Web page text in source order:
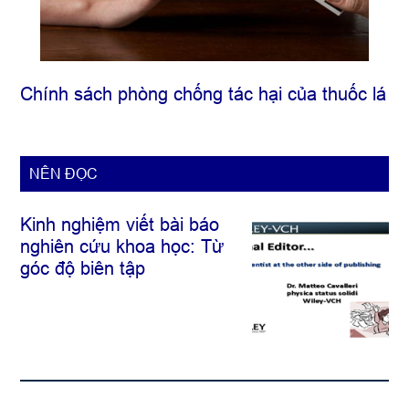
Chính sách phòng chống tác hại của thuốc lá
NÊN ĐỌC
Kinh nghiệm viết bài báo
nghiên cứu khoa học: Từ
góc độ biên tập